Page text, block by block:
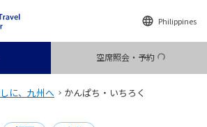
Philippines
空席照会・予約
に、九州へ かんぱち・いちろく